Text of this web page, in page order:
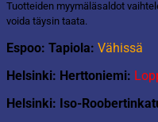
määrä
Tuotteiden myymäläsaldot
voida täysin taata.
Espoo: Tapiola: Vähissä
Helsinki: Herttoniemi:
Helsinki: Iso-